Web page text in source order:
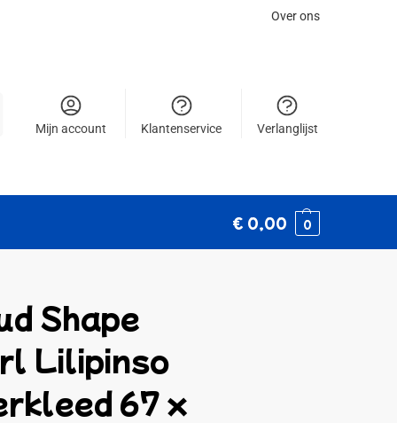
Over ons
Mijn account Klantenservice Verlanglijst
€ 0,00 0
Shape
Lilipinso
67 x